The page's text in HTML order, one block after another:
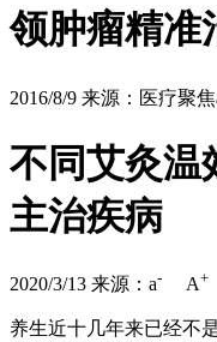
领肿瘤精准
2016/8/9 来源：医疗聚焦
不同艾灸温
主治疾病
2020/3/13 来源： a- A+
养生近十几年来已经不